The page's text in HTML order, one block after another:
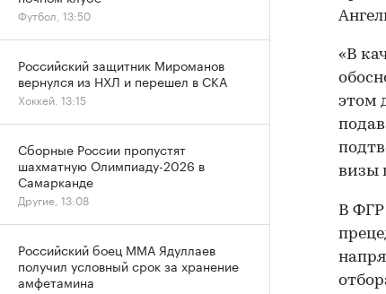
«В
этом
визы
В ФГР
Футбол, 13:50
Российский защитник Мироманов
вернулся из НХЛ и перешел в СКА
Хоккей, 13:15
Сборные России пропустят
шахматную Олимпиаду-2026 в
Самарканде
Другие, 13:08
Российский боец ММА Ядуллаев
получил условный срок за хранение
амфетамина